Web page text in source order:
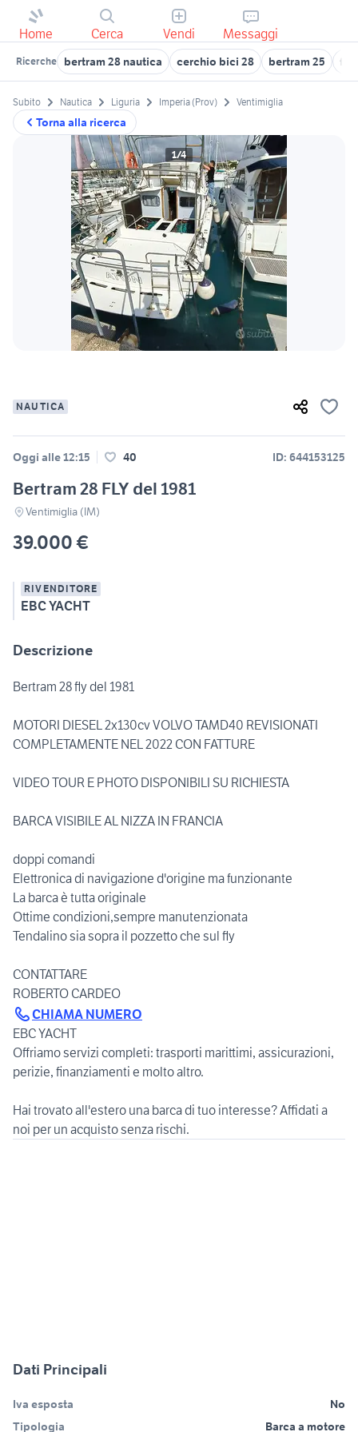
Home Cerca Vendi Messaggi
Ricerche bertram 28 nautica cerchio bici 28 bertram 25
Torna alla ricerca
Subito Nautica Liguria Imperia (Prov) Ventimiglia
1/4
NAUTICA
Oggi alle 12:15 40 ID: 644153125
Bertram 28 FLY del 1981
Ventimiglia (IM)
39.000 €
RIVENDITORE
EBC YACHT
Descrizione
Bertram 28 fly del 1981
MOTORI DIESEL 2x130cv VOLVO TAMD40 REVISIONATI
COMPLETAMENTE NEL 2022 CON FATTURE
VIDEO TOUR E PHOTO DISPONIBILI SU RICHIESTA
BARCA VISIBILE AL NIZZA IN FRANCIA
doppi comandi
Elettronica di navigazione d'origine ma funzionante
La barca è tutta originale
Ottime condizioni,sempre manutenzionata
Tendalino sia sopra il pozzetto che sul fly
CONTATTARE
CHIAMA NUMERO
EBC YACHT
Offriamo servizi completi: trasporti marittimi, assicurazioni,
perizie, finanziamenti e molto altro.
Hai trovato all'estero una barca di tuo interesse? Affidati a
noi per un acquisto senza rischi.
Dati Principali
Iva esposta
No
Tipologia
Barca a motore